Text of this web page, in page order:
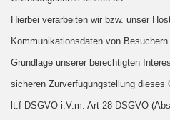
Hierbei verarbeiten wir bzw. unser
Kommunikationsdaten von
Grundlage unserer berechtigten
sicheren Zurverfügungstellung dieses
lt.f DSGVO i.V.m. Art 28 DSGVO